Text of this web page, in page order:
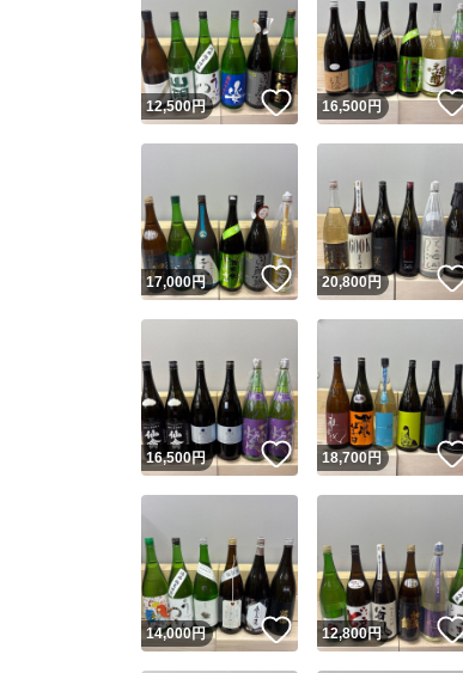
12,500円 いいね！
16,500円
17,000円 いいね！
20,800円
16,500円 いいね！
18,700円
14,000円 いいね！
12,800円